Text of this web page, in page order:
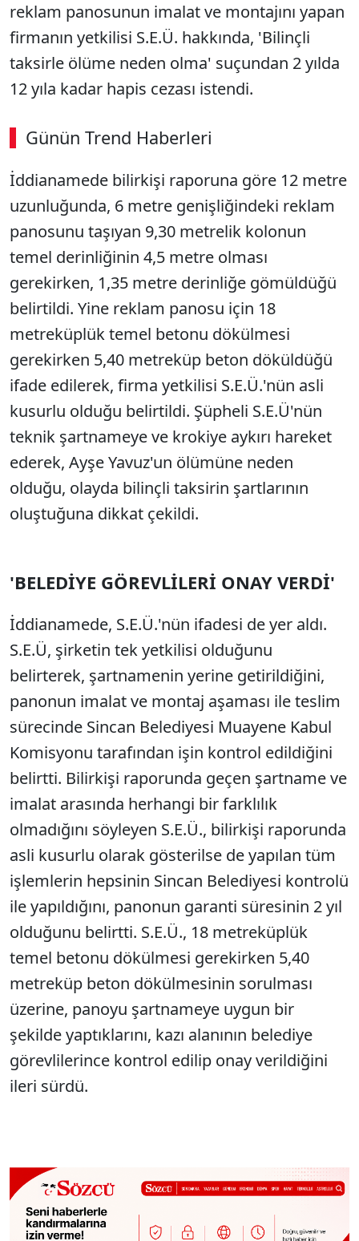
reklam panosunun imalat ve montajını yapan
firmanın yetkilisi S.E.Ü. hakkında, 'Bilinçli
taksirle ölüme neden olma' suçundan 2 yılda
12 yıla kadar hapis cezası istendi.
Günün Trend Haberleri
İddianamede bilirkişi raporuna göre 12 metre
uzunluğunda, 6 metre genişliğindeki reklam
panosunu taşıyan 9,30 metrelik kolonun
temel derinliğinin 4,5 metre olması
gerekirken, 1,35 metre derinliğe gömüldüğü
belirtildi. Yine reklam panosu için 18
metreküplük temel betonu dökülmesi
gerekirken 5,40 metreküp beton döküldüğü
ifade edilerek, firma yetkilisi S.E.Ü.'nün asli
kusurlu olduğu belirtildi. Şüpheli S.E.Ü'nün
teknik şartnameye ve krokiye aykırı hareket
ederek, Ayşe Yavuz'un ölümüne neden
olduğu, olayda bilinçli taksirin şartlarının
oluştuğuna dikkat çekildi.
'BELEDİYE GÖREVLİLERİ ONAY VERDİ'
İddianamede, S.E.Ü.'nün ifadesi de yer aldı.
S.E.Ü, şirketin tek yetkilisi olduğunu
belirterek, şartnamenin yerine getirildiğini,
panonun imalat ve montaj aşaması ile teslim
sürecinde Sincan Belediyesi Muayene Kabul
Komisyonu tarafından işin kontrol edildiğini
belirtti. Bilirkişi raporunda geçen şartname ve
imalat arasında herhangi bir farklılık
olmadığını söyleyen S.E.Ü., bilirkişi raporunda
asli kusurlu olarak gösterilse de yapılan tüm
işlemlerin hepsinin Sincan Belediyesi kontrolü
ile yapıldığını, panonun garanti süresinin 2 yıl
olduğunu belirtti. S.E.Ü., 18 metreküplük
temel betonu dökülmesi gerekirken 5,40
metreküp beton dökülmesinin sorulması
üzerine, panoyu şartnameye uygun bir
şekilde yaptıklarını, kazı alanının belediye
görevlilerince kontrol edilip onay verildiğini
ileri sürdü.